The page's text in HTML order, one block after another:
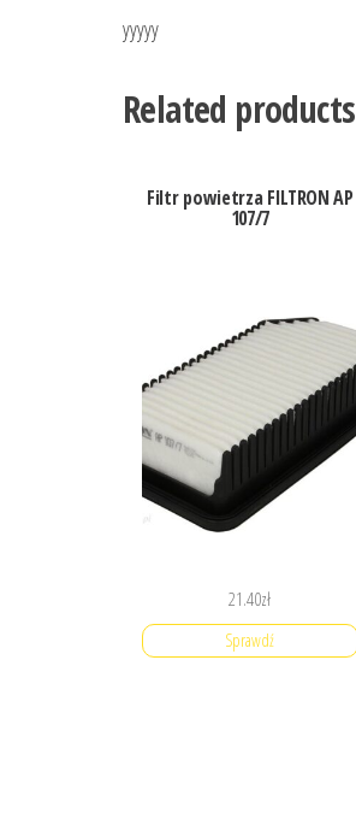
yyyyy
Related products
Filtr powietrza FILTRON AP
107/7
21.40zł
Sprawdź